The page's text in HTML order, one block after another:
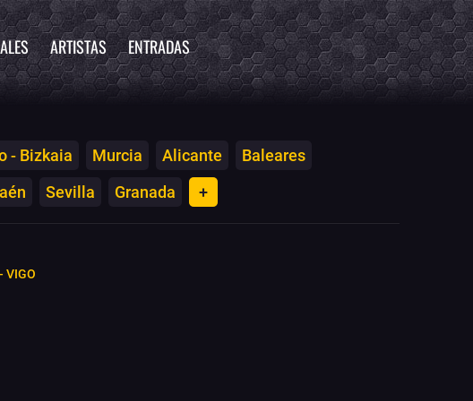
ARTISTAS ENTRADAS
- Bizkaia Murcia Alicante
Baleares
Sevilla Granada +
VIGO